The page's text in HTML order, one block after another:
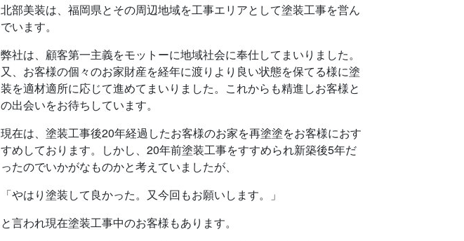
北部美装は、福岡県とその周辺地域を工事エリアとして塗装工事を営ん
でいます。
弊社は、顧客第一主義をモットーに地域社会に奉仕してまいりました。
又、お客様の個々のお家財産を経年に渡りより良い状態を保てる様に塗
装を適材適所に応じて進めてまいりました。これからも精進しお客様と
の出会いをお待ちしています。
現在は、塗装工事後20年経過したお客様のお家を再塗塗をお客様におす
すめしております。しかし、20年前塗装工事をすすめられ新築後5年だ
ったのでいかがなものかと考えていましたが、
「やはり塗装して良かった。又今回もお願いします。」
と言われ現在塗装工事中のお客様もあります。